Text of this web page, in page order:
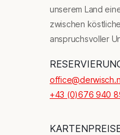
unserem Land
zwischen
anspruchsvoller
+43 (0)676 940